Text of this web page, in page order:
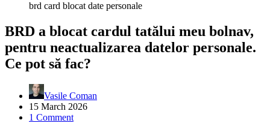
brd card blocat date personale
BRD a blocat cardul tatălui meu bolnav,
pentru neactualizarea datelor personale.
Ce pot să fac?
Vasile Coman
15 March 2026
1 Comment